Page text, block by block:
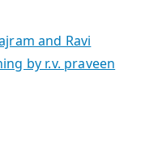
and Ravi
by r.v. praveen